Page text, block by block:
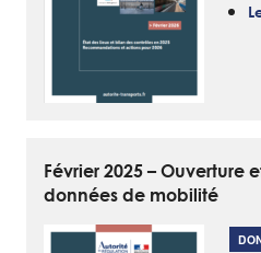
Février 2025 – Ouverture
données de mobilité